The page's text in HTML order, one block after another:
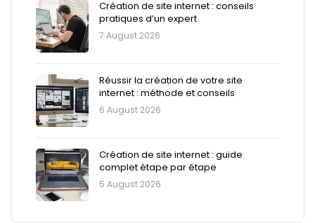
Création de site internet : conseils
pratiques d’un expert
7 August 2026
Réussir la création de votre site
internet : méthode et conseils
6 August 2026
Création de site internet : guide
complet étape par étape
5 August 2026